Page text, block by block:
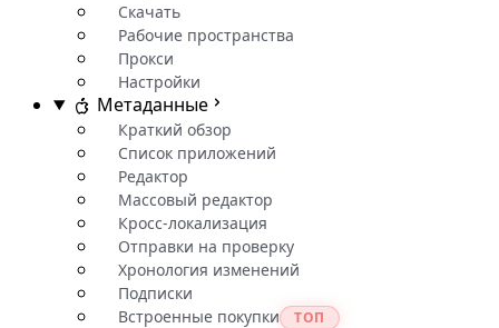
Скачать
Рабочие пространства
Прокси
Настройки
Метаданные
Краткий обзор
Список приложений
Редактор
Массовый редактор
Кросс-локализация
Отправки на проверку
Хронология изменений
Подписки
Встроенные покупки
ТОП